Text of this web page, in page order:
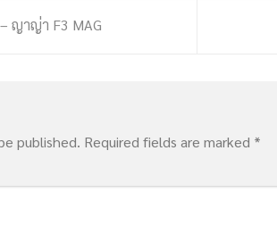
ญาญ่า F3 MAG
published. Required fields are marked *